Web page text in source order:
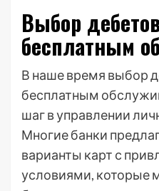
Выбор
бесплатным
В наше время выбор
бесплатным
шаг в управлении
Многие банки
варианты карт с
условиями, которые